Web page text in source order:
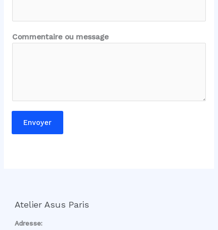
o
t
a
r
m
Commentaire ou message
Envoyer
Atelier Asus Paris
Adresse: